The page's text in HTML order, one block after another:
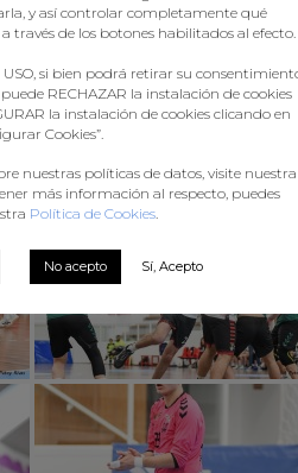
y así controlar completamente qué
través de los botones habilitados al efecto.
USO, si bien podrá retirar su
RECHAZAR la instalación de cookies
la instalación de cookies clicando en
Cookies”.
nuestras políticas de datos, visite nuestra
más información al respecto, puedes
Política de Cookies.
No acepto Sí, Acepto